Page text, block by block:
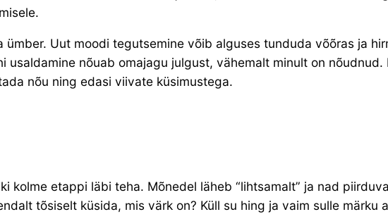
ümber. Uut moodi tegutsemine võib alguses tunduda võõras ja
usaldamine nõuab omajagu julgust, vähemalt minult on
nõu ning edasi viivate küsimustega.
kolme etappi läbi teha. Mõnedel läheb “lihtsamalt” ja nad
tõsiselt küsida, mis värk on? Küll su hing ja vaim sulle